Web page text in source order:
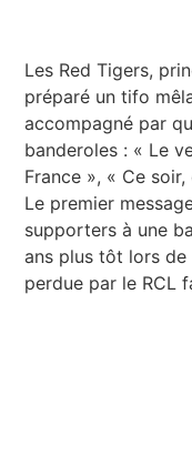
Les Red Tigers,
préparé un tifo
accompagné par
banderoles : « Le
France », « Ce
Le premier
supporters à une
ans plus tôt lors de
perdue par le RCL